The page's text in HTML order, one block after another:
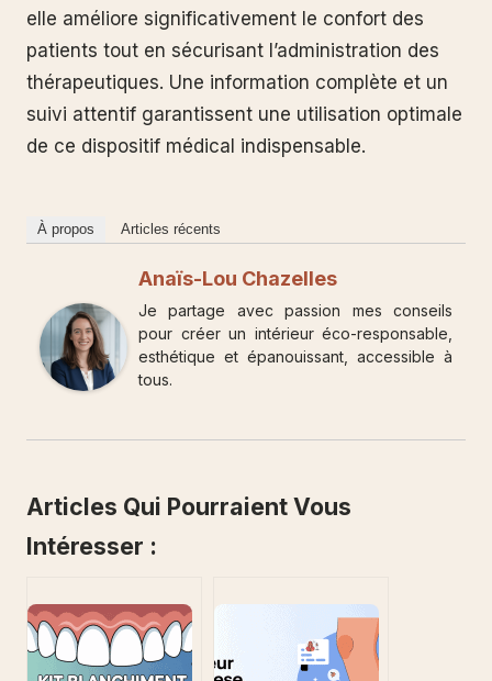
elle améliore significativement le confort des
patients tout en sécurisant l’administration des
thérapeutiques. Une information complète et un
suivi attentif garantissent une utilisation optimale
de ce dispositif médical indispensable.
À propos Articles récents
Anaïs-Lou Chazelles
Je partage avec passion mes conseils
pour créer un intérieur éco-responsable,
esthétique et épanouissant, accessible à
tous.
Articles Qui Pourraient Vous
Intéresser :